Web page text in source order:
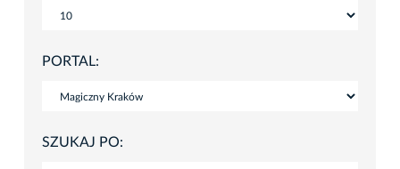
PORTAL:
SZUKAJ PO: